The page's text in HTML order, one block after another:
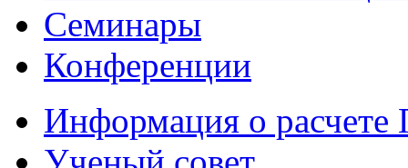
Семинары
Конференции
Информация о